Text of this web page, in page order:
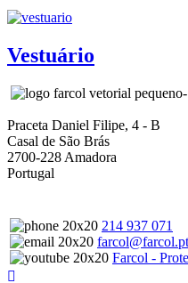
Vestuário
Praceta Daniel Filipe, 4 - B
Casal de São Brás
2700-228 Amadora
Portugal
214 937 071
farcol@farcol.pt
Farcol -